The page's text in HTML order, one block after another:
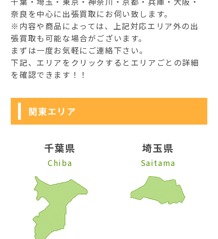
奈良を中心に出張買取にお伺い致します。
※内容や商品によっては、上記対応エリア外の出
張買取も可能な場合がございます。
まずは一度お気軽にご連絡下さい。
下記、エリアをクリックするとエリアごとの詳細
を確認できます！！
関東エリア
千葉県
Chiba
埼玉県
Saitama